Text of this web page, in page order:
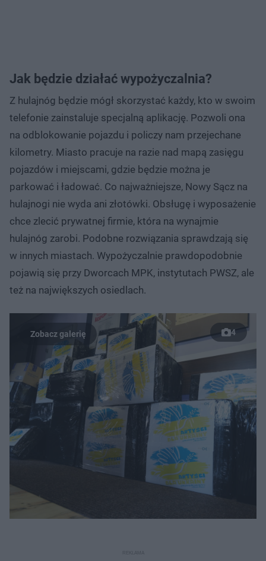
Jak będzie działać wypożyczalnia?
Z hulajnóg będzie mógł skorzystać każdy, kto w swoim
telefonie zainstaluje specjalną aplikację. Pozwoli ona
na odblokowanie pojazdu i policzy nam przejechane
kilometry. Miasto pracuje na razie nad mapą zasięgu
pojazdów i miejscami, gdzie będzie można je
parkować i ładować. Co najważniejsze, Nowy Sącz na
hulajnogi nie wyda ani złotówki. Obsługę i wyposażenie
chce zlecić prywatnej firmie, która na wynajmie
hulajnóg zarobi. Podobne rozwiązania sprawdzają się
w innych miastach. Wypożyczalnie prawdopodobnie
pojawią się przy Dworcach MPK, instytutach PWSZ, ale
też na największych osiedlach.
4